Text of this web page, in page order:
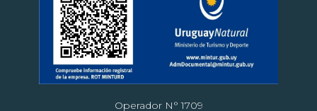
Operador N° 1709